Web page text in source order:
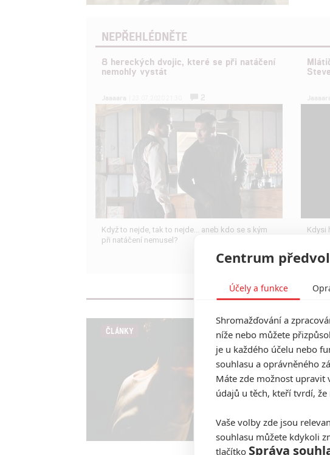
NEPŘEHLÉDNĚTE
8 hereckých dvojic, které se při natáčení
nemohly vystát
Když to nejde, tak to nejde... aneb kdo se s kým
při natáčení nemusel?
Kdysi
ČLÁNKY
Centrum
Účely a funkce
Shromažďování a
níže nebo můžete
je u každého účelu nebo
souhlasu a oprávněného
Máte zde možnost upravit
údajů u těch, kteří tvrdí,
Vaše volby zde jsou
souhlasu můžete kdykoli
tlačítko Správa